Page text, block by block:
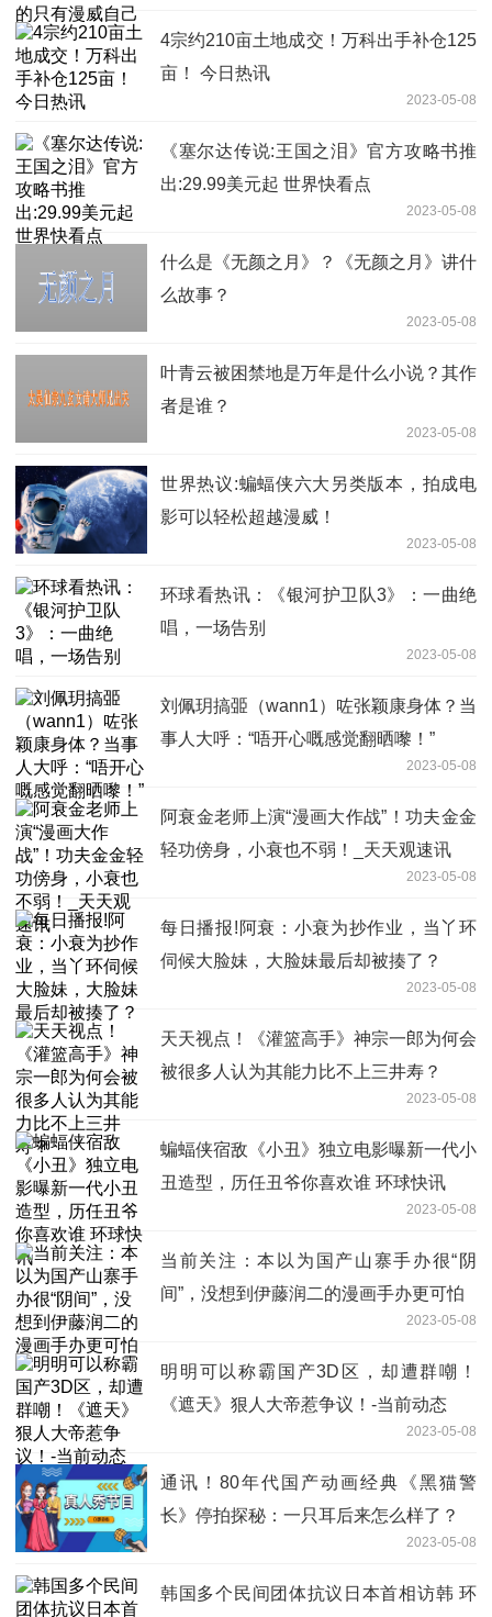
4宗约210亩土地成交！万科出手补仓125
亩！ 今日热讯
2023-05-08
《塞尔达传说:王国之泪》官方攻略书推
出:29.99美元起 世界快看点
2023-05-08
什么是《无颜之月》？《无颜之月》讲什
么故事？
2023-05-08
叶青云被困禁地是万年是什么小说？其作
者是谁？
2023-05-08
世界热议:蝙蝠侠六大另类版本，拍成电
影可以轻松超越漫威！
2023-05-08
环球看热讯：《银河护卫队3》：一曲绝
唱，一场告别
2023-05-08
刘佩玥搞臦（wann1）咗张颖康身体？当
事人大呼：“唔开心嘅感觉翻晒嚟！”
2023-05-08
阿衰金老师上演“漫画大作战”！功夫金金
轻功傍身，小衰也不弱！_天天观速讯
2023-05-08
每日播报!阿衰：小衰为抄作业，当丫环
伺候大脸妹，大脸妹最后却被揍了？
2023-05-08
天天视点！《灌篮高手》神宗一郎为何会
被很多人认为其能力比不上三井寿？
2023-05-08
蝙蝠侠宿敌《小丑》独立电影曝新一代小
丑造型，历任丑爷你喜欢谁 环球快讯
2023-05-08
当前关注：本以为国产山寨手办很“阴
间”，没想到伊藤润二的漫画手办更可怕
2023-05-08
明明可以称霸国产3D区，却遭群嘲！
《遮天》狠人大帝惹争议！-当前动态
2023-05-08
通讯！80年代国产动画经典《黑猫警
长》停拍探秘：一只耳后来怎么样了？
2023-05-08
韩国多个民间团体抗议日本首相访韩 环